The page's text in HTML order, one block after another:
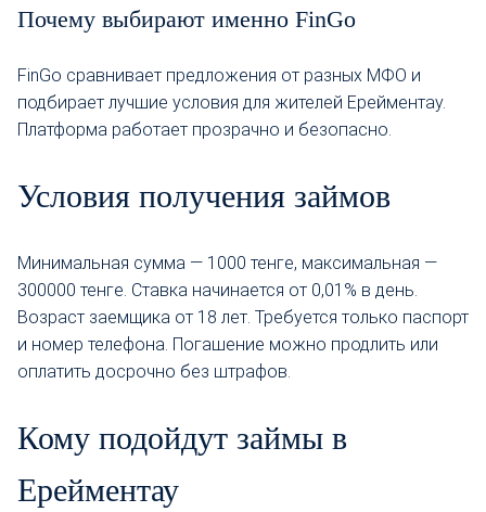
Почему выбирают именно FinGo
FinGo сравнивает предложения от разных МФО и
подбирает лучшие условия для жителей Ерейментау.
Платформа работает прозрачно и безопасно.
Условия получения займов
Минимальная сумма — 1000 тенге, максимальная —
300000 тенге. Ставка начинается от 0,01% в день.
Возраст заемщика от 18 лет. Требуется только паспорт
и номер телефона. Погашение можно продлить или
оплатить досрочно без штрафов.
Кому подойдут займы в
Ерейментау